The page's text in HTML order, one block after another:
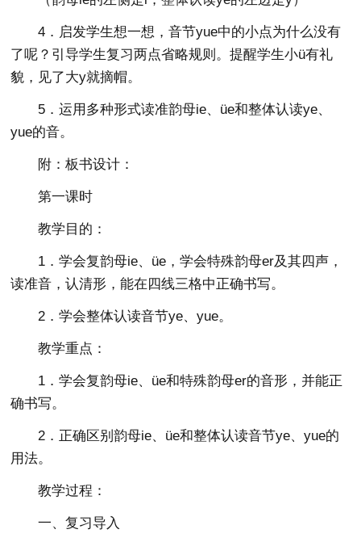
4．启发学生想一想，音节yue中的小点为什么没有
了呢？引导学生复习两点省略规则。提醒学生小ü有礼
貌，见了大y就摘帽。
5．运用多种形式读准韵母ie、üe和整体认读ye、
yue的音。
附：板书设计：
第一课时
教学目的：
1．学会复韵母ie、üe，学会特殊韵母er及其四声，
读准音，认清形，能在四线三格中正确书写。
2．学会整体认读音节ye、yue。
教学重点：
1．学会复韵母ie、üe和特殊韵母er的音形，并能正
确书写。
2．正确区别韵母ie、üe和整体认读音节ye、yue的
用法。
教学过程：
一、复习导入